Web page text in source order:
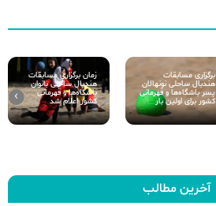
برگزاری مسابقات
هندبال ساحلی نونهالان
پسر باشگاه‌ها و قهرمانی
کشور برای اولین بار
زمان برگزاری مسابقات
هندبال ساحلی بانوان
باشگاه‌ها و قهرمانی
کشور اعلام شد
›
آخرین مطالب